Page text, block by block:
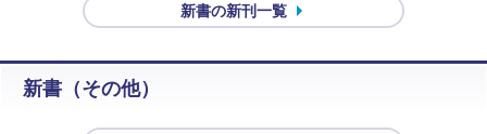
新書の新刊一覧
新書（その他）